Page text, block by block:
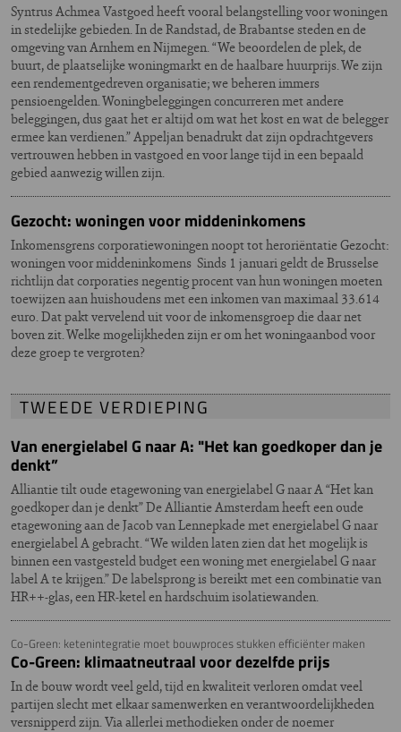
Syntrus Achmea Vastgoed heeft vooral belangstelling voor woningen
in stedelijke gebieden. In de Randstad, de Brabantse steden en de
omgeving van Arnhem en Nijmegen. “We beoordelen de plek, de
buurt, de plaatselijke woningmarkt en de haalbare huurprijs. We zijn
een rendementgedreven organisatie; we beheren immers
pensioengelden. Woningbeleggingen concurreren met andere
beleggingen, dus gaat het er altijd om wat het kost en wat de belegger
ermee kan verdienen.” Appeljan benadrukt dat zijn opdrachtgevers
vertrouwen hebben in vastgoed en voor lange tijd in een bepaald
gebied aanwezig willen zijn.
Gezocht: woningen voor middeninkomens
Inkomensgrens corporatiewoningen noopt tot heroriëntatie Gezocht:
woningen voor middeninkomens Sinds 1 januari geldt de Brusselse
richtlijn dat corporaties negentig procent van hun woningen moeten
toewijzen aan huishoudens met een inkomen van maximaal 33.614
euro. Dat pakt vervelend uit voor de inkomensgroep die daar net
boven zit. Welke mogelijkheden zijn er om het woningaanbod voor
deze groep te vergroten?
TWEEDE VERDIEPING
Van energielabel G naar A: "Het kan goedkoper dan je
denkt”
Alliantie tilt oude etagewoning van energielabel G naar A “Het kan
goedkoper dan je denkt” De Alliantie Amsterdam heeft een oude
etagewoning aan de Jacob van Lennepkade met energielabel G naar
energielabel A gebracht. “We wilden laten zien dat het mogelijk is
binnen een vastgesteld budget een woning met energielabel G naar
label A te krijgen.” De labelsprong is bereikt met een combinatie van
HR++-glas, een HR-ketel en hardschuim isolatiewanden.
Co-Green: ketenintegratie moet bouwproces stukken efficiënter maken
Co-Green: klimaatneutraal voor dezelfde prijs
In de bouw wordt veel geld, tijd en kwaliteit verloren omdat veel
partijen slecht met elkaar samenwerken en verantwoordelijkheden
versnipperd zijn. Via allerlei methodieken onder de noemer